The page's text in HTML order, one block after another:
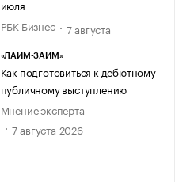
июля
РБК Бизнес
7 августа
«ЛАЙМ-ЗАЙМ»
Как подготовиться к дебютному
публичному выступлению
Мнение эксперта
7 августа 2026